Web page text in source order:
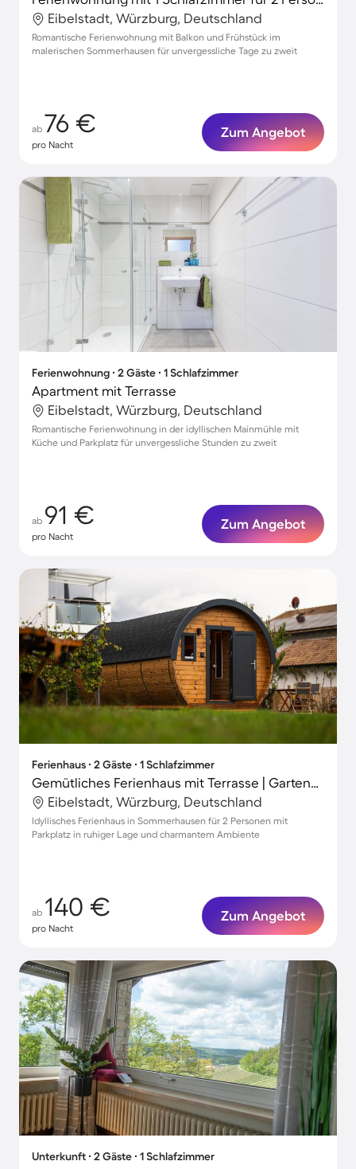
Eibelstadt, Würzburg, Deutschland
Romantische Ferienwohnung mit Balkon und Frühstück im
malerischen Sommerhausen für unvergessliche Tage zu zweit
ab 76 €
pro Nacht
Zum Angebot
Ferienwohnung ∙ 2 Gäste ∙ 1 Schlafzimmer
Apartment mit Terrasse
Eibelstadt, Würzburg, Deutschland
Romantische Ferienwohnung in der idyllischen Mainmühle mit
Küche und Parkplatz für unvergessliche Stunden zu zweit
ab 91 €
pro Nacht
Zum Angebot
Ferienhaus ∙ 2 Gäste ∙ 1 Schlafzimmer
Gemütliches Ferienhaus mit Terrasse | Gartenblick
Eibelstadt, Würzburg, Deutschland
Idyllisches Ferienhaus in Sommerhausen für 2 Personen mit
Parkplatz in ruhiger Lage und charmantem Ambiente
ab 140 €
pro Nacht
Zum Angebot
Unterkunft ∙ 2 Gäste ∙ 1 Schlafzimmer